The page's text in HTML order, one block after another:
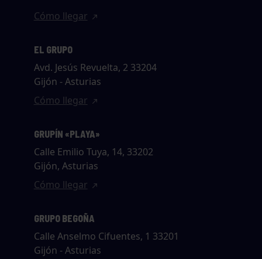
Cómo llegar
EL GRUPO
Avd. Jesús Revuelta, 2 33204
Gijón - Asturias
Cómo llegar
GRUPÍN «PLAYA»
Calle Emilio Tuya, 14, 33202
Gijón, Asturias
Cómo llegar
GRUPO BEGOÑA
Calle Anselmo Cifuentes, 1 33201
Gijón - Asturias